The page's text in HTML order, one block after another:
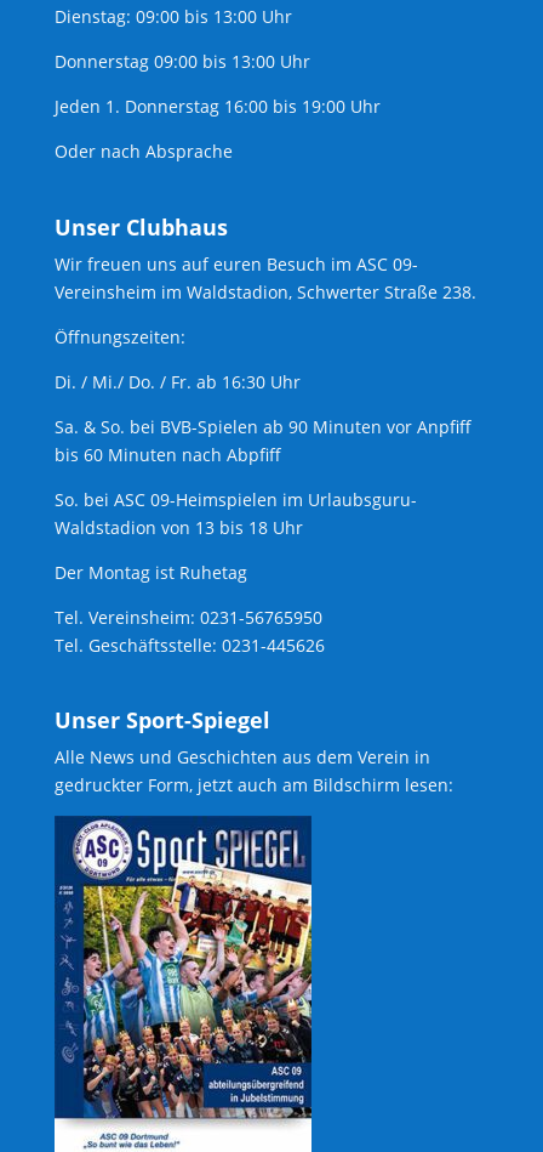
Dienstag: 09:00 bis 13:00 Uhr
Donnerstag 09:00 bis 13:00 Uhr
Jeden 1. Donnerstag 16:00 bis 19:00 Uhr
Oder nach Absprache
Unser Clubhaus
Wir freuen uns auf euren Besuch im ASC 09-
Vereinsheim im Waldstadion, Schwerter Straße 238.
Öffnungszeiten:
Di. / Mi./ Do. / Fr. ab 16:30 Uhr
Sa. & So. bei BVB-Spielen ab 90 Minuten vor Anpfiff
bis 60 Minuten nach Abpfiff
So. bei ASC 09-Heimspielen im Urlaubsguru-
Waldstadion von 13 bis 18 Uhr
Der Montag ist Ruhetag
Tel. Vereinsheim: 0231-56765950
Tel. Geschäftsstelle: 0231-445626
Unser Sport-Spiegel
Alle News und Geschichten aus dem Verein in
gedruckter Form, jetzt auch am Bildschirm lesen: